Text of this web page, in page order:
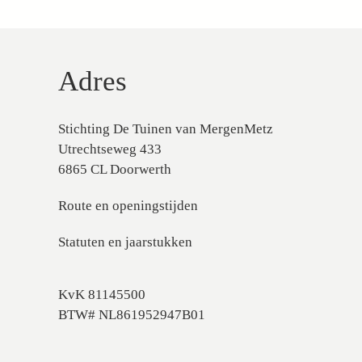
Adres
Stichting De Tuinen van MergenMetz
Utrechtseweg 433
6865 CL Doorwerth
Route en openingstijden
Statuten en jaarstukken
KvK 81145500
BTW# NL861952947B01